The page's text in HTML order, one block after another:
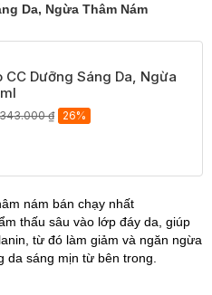
Da, Ngừa Thâm Nám
Dưỡng Sáng Da, Ngừa
343.000 ₫ 26%
nám bán chạy nhất
thấu sâu vào lớp đáy da, giúp
từ đó làm giảm và ngăn ngừa
sáng mịn từ bên trong.